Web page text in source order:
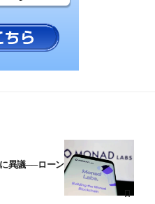
議──ローンチ日と供給量、